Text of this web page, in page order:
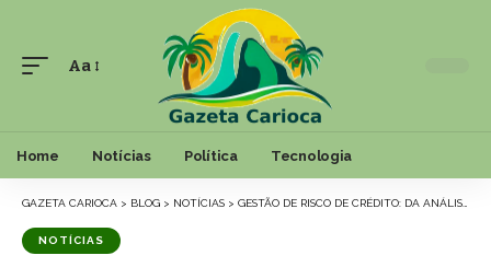
Font
Aa
Home Notícias Política Tecnologia
GAZETA CARIOCA > BLOG > NOTÍCIAS > GESTÃO DE RISCO DE CRÉDITO: DA ANÁLISE PONTUAL AO MONITORAMENTO CONTÍNUO DE PORTFÓLIOS
NOTÍCIAS